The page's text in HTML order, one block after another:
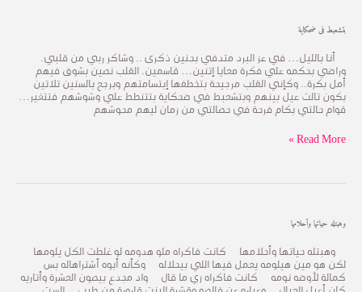
بتشعبط فى ضحكاية
أنا بالليل… في عز البرد متدفي بحنين ذكرى .. وشاكر ربي من قلبي.
وراضي بحكمه علي فكرة معايا إتنين… قاسمين. القلب نصين بشوف فيهم
أمل بكرة.. وكإني القلب مرجيحة بتخطفها إبتسامتهم وبرجع بالسنين تلاتين
بكون تالت عيل بينهم وبتشعبط في ضحكاية بتتنطط علي وشوشهم فتتغير…
قوام حالتي بكام فرحة في حصالتي من زمان ليهم محوشهم
بتشعبط
ضحكاية
Read More »
وهبتله حياتها وأحلامها
وهبتله حياتها وأحلامها كانت فاكراه ملو هدومه لو غلطت الكل يلومها
لكن هو مين هيلومه يعمل فيها اللي بيحلاله وكأنه أبوه أشتراهاله بس
كمالة لأوضه نومه كانت فاكراه زي ما قال واد مجدع بيصون العشرة وأتاريه
وهبتله
وأحلامها